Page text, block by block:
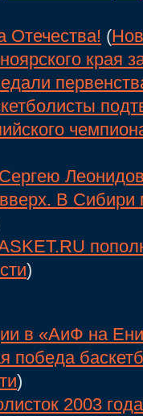
Отечества! (
края
В Сибири
)
в «АиФ на
победа
)
2003